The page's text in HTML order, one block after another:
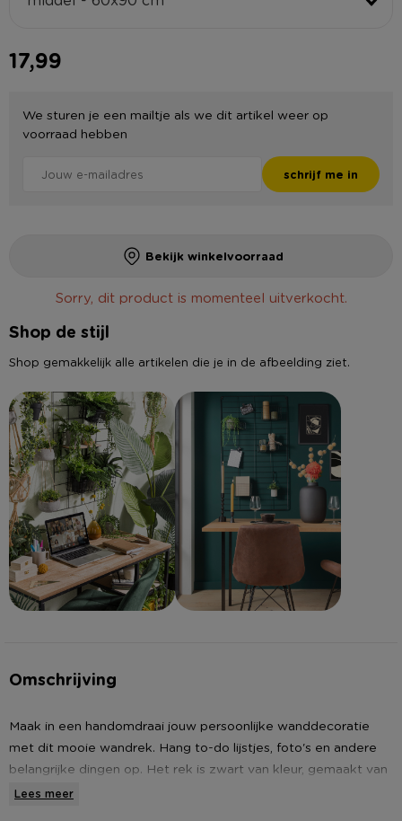
17,99
We sturen je een mailtje als we dit artikel weer op
voorraad hebben
schrijf me in
Bekijk winkelvoorraad
Sorry, dit product is momenteel uitverkocht.
Shop de stijl
Shop gemakkelijk alle artikelen die je in de afbeelding ziet.
Omschrijving
Maak in een handomdraai jouw persoonlijke wanddecoratie
met dit mooie wandrek. Hang to-do lijstjes, foto's en andere
belangrijke dingen op. Het rek is zwart van kleur, gemaakt van
metaal en heeft hoogte van 60 cm en een breedte van 90
Lees meer